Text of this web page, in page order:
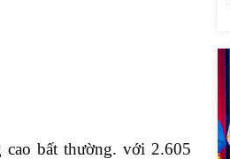
bất thường. với 2.605